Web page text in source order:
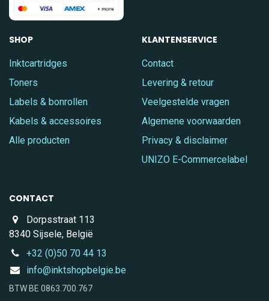
SHOP
Inktcartridges
Toners
Labels & bonrollen
Kabels & accessoires
Alle producten
KLANTENSERVICE
Contact
Levering & retour
Veelgestelde vragen
Algemene voorwaarden
Privacy & disclaimer
UNIZO E-Commercelabel
CONTACT
Dorpsstraat 113
8340 Sijsele, België
+32 (0)50 70 44 13
info@inktshopbelgie.be
BTW BE 0863.700.767